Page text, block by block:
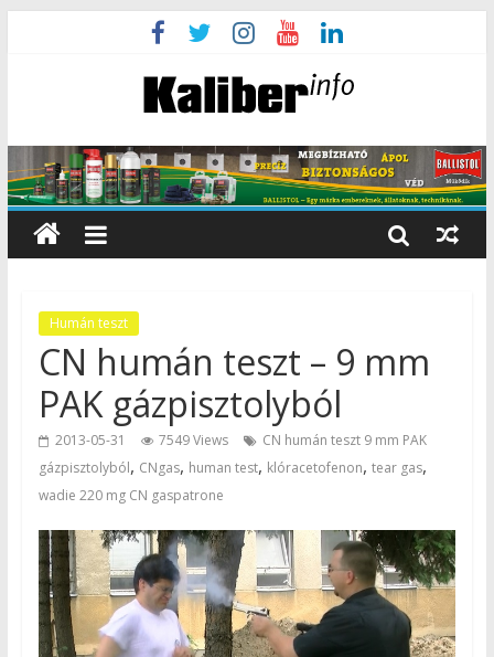
Humán teszt
CN humán teszt – 9 mm
PAK gázpisztolyból
2013-05-31 7549 Views
CN humán teszt 9 mm PAK
gázpisztolyból, CNgas, human test, klóracetofenon, tear gas,
wadie 220 mg CN gaspatrone